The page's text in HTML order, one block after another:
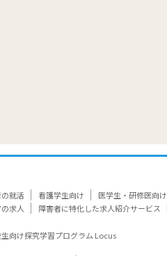
就活 看護学生向け 医学生・研修医向け
求人 障害者に特化した求人紹介サービス
向け探究学習プログラム Locus